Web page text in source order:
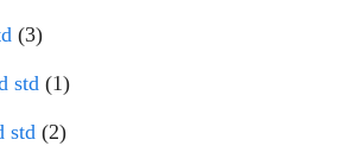
(3)
std (1)
std (2)